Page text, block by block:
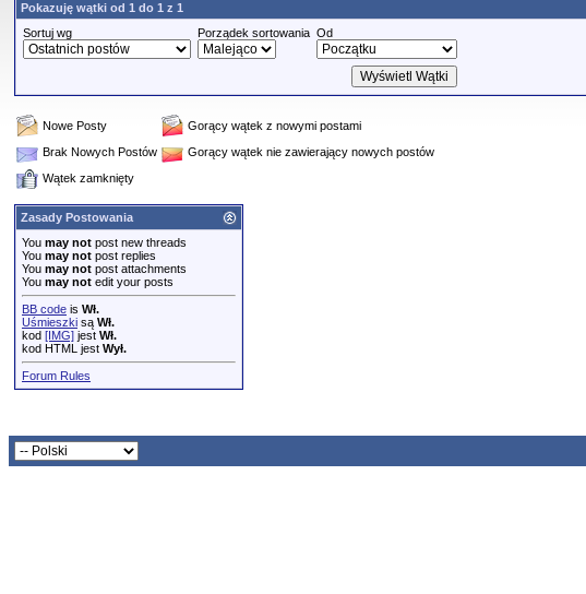
Pokazuję wątki od 1 do 1 z 1
Sortuj wg
Porządek sortowania Od
Nowe Posty
Gorący wątek z nowymi postami
Brak Nowych Postów
Gorący wątek nie zawierający nowych postów
Wątek zamknięty
Zasady Postowania
You may not post new threads
You may not post replies
You may not post attachments
You may not edit your posts
BB code is Wł.
Uśmieszki są Wł.
kod [IMG] jest Wł.
kod HTML jest Wył.
Forum Rules